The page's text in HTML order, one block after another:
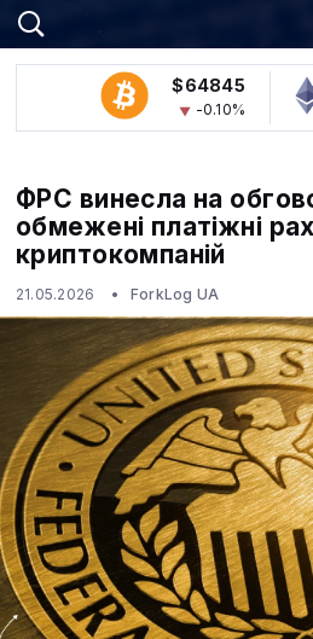
$64845
-0.10%
ФРС винесла на
обмежені платіжні
криптокомпаній
21.05.2026 ForkLog UA